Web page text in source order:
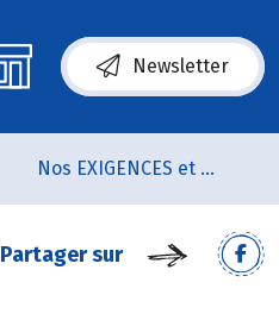
Newsletter
Nos EXIGENCES et nos VALEURS
Partager sur